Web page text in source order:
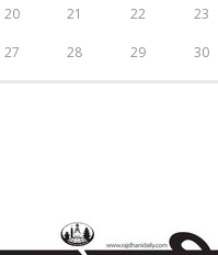
20 21 22 23
27 28 29 30